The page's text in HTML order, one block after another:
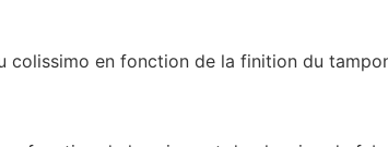
colissimo en fonction de la finition du